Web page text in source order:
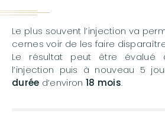
Le plus souvent l’injection va
cernes voir de les faire
Le résultat peut être évalué
l’injection puis à nouveau 5
durée d’environ 18 mois.